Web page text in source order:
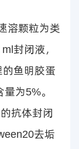
溶颗粒为类
封闭液，
鱼明胶蛋
为5%。
抗体封闭
去垢